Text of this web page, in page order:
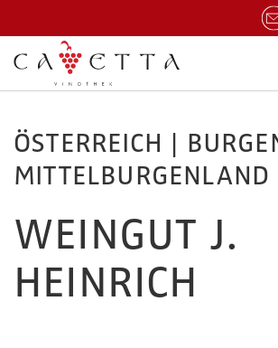
ÖSTERREICH |
MITTELBURGENLAND
WEINGUT J.
HEINRICH